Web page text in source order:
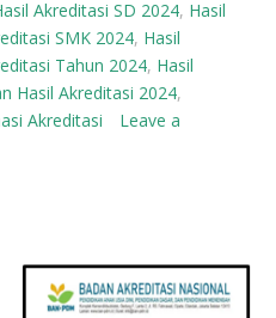
Akreditasi SD 2024, Hasil
SMK 2024, Hasil
Tahun 2024, Hasil
Hasil Akreditasi 2024,
Akreditasi
Leave a